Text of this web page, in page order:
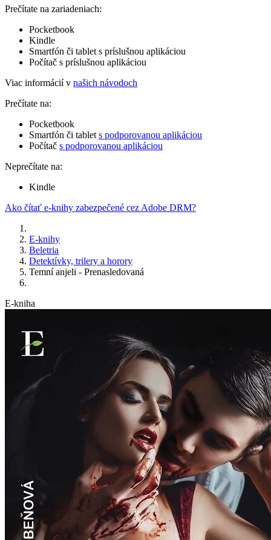
Prečítate na zariadeniach:
Pocketbook
Kindle
Smartfón či tablet s príslušnou aplikáciou
Počítač s príslušnou aplikáciou
Viac informácií v našich návodoch
Prečítate na:
Pocketbook
Smartfón či tablet s podporovanou aplikáciou
Počítač s podporovanou aplikáciou
Neprečítate na:
Kindle
Ako čítať e-knihy zabezpečené cez Adobe DRM?
E-knihy
Beletria
Detektívky, trilery a horory
Temní anjeli - Prenasledovaná
E-kniha